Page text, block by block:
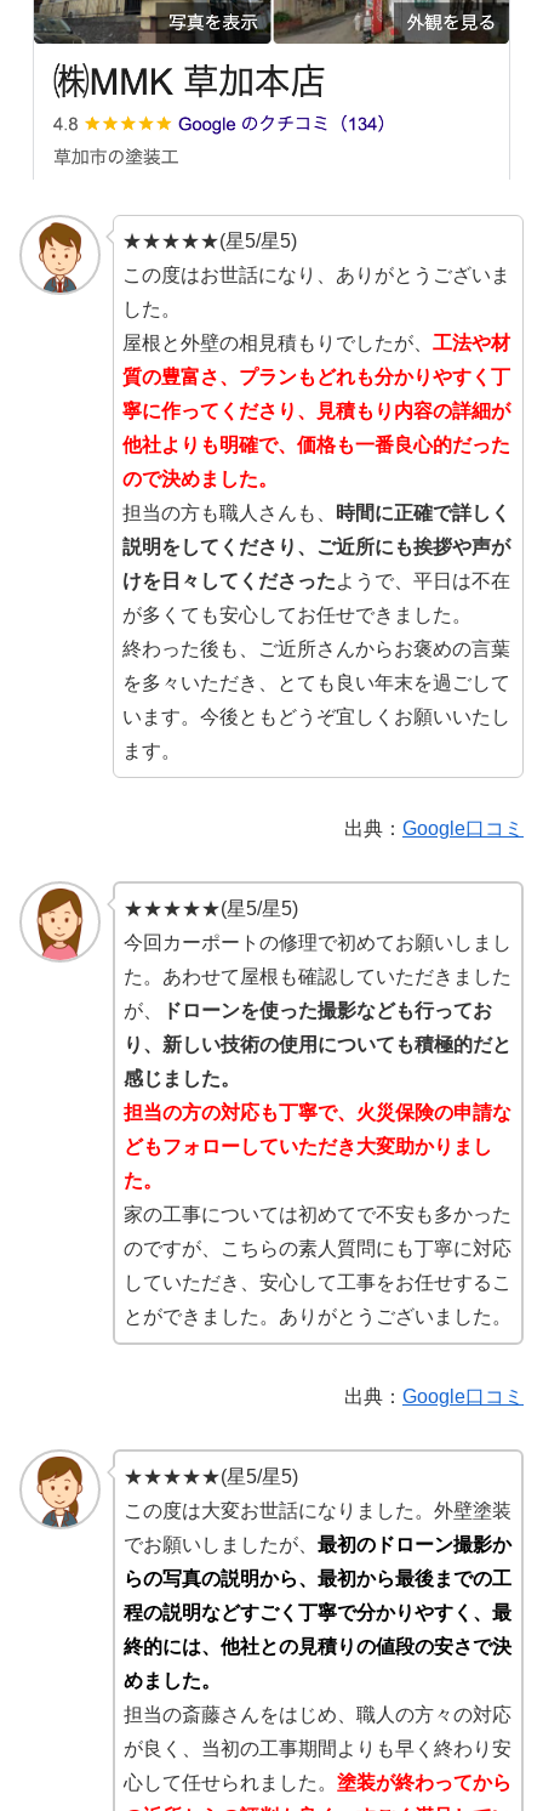
★★★★★(星5/星5)
この度はお世話になり、ありがとうございま
した。
屋根と外壁の相見積もりでしたが、 工法や材
質の豊富さ、プランもどれも分かりやすく丁
寧に作ってくださり、見積もり内容の詳細が
他社よりも明確で、価格も一番良心的だった
ので決めました。
担当の方も職人さんも、
時間に正確で詳しく
説明をしてくださり、ご近所にも挨拶や声が
けを日々してくださったようで、平日は不在
が多くても安心してお任せできました。
終わった後も、ご近所さんからお褒めの言葉
を多々いただき、とても良い年末を過ごして
います。今後ともどうぞ宜しくお願いいたし
ます。
出典： Google口コミ
★★★★★(星5/星5)
今回カーポートの修理で初めてお願いしまし
た。あわせて屋根も確認していただきました
が、
ドローンを使った撮影なども行ってお
り、新しい技術の使用についても積極的だと
感じました。
担当の方の対応も丁寧で、火災保険の申請な
どもフォローしていただき大変助かりまし
た。
家の工事については初めてで不安も多かった
のですが、こちらの素人質問にも丁寧に対応
していただき、安心して工事をお任せするこ
とができました。ありがとうございました。
出典： Google口コミ
★★★★★(星5/星5)
この度は大変お世話になりました。外壁塗装
でお願いしましたが、 最初のドローン撮影か
らの写真の説明から、最初から最後までの工
程の説明などすごく丁寧で分かりやすく、最
終的には、他社との見積りの値段の安さで決
めました。
担当の斎藤さんをはじめ、職人の方々の対応
が良く、当初の工事期間よりも早く終わり安
心して任せられました。 塗装が終わってから